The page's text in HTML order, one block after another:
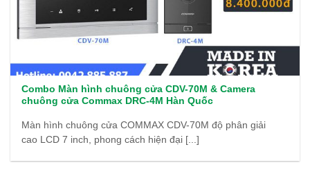
Combo Màn hình chuông cửa CDV-70M & Camera
chuông cửa Commax DRC-4M Hàn Quốc
Màn hình chuông cửa COMMAX CDV-70M độ phân giải
cao LCD 7 inch, phong cách hiện đại [...]